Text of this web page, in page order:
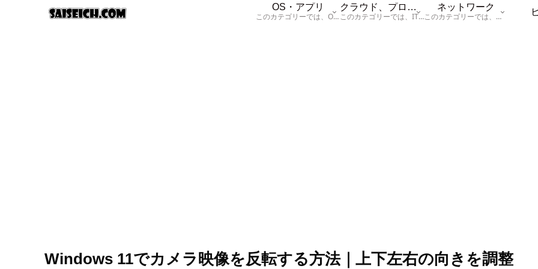
OS・アプリ
このカテゴリーでは、OSに関する情報を記載しています。
クラウド、プログラム
このカテゴリーでは、ITに関する基本的な情報として「ハードウェア、「サーバー」、「データベース、「ネットワーク」、「セキュリティ」、「プログラム」に関する情報を記載しています。
ネットワーク
このカテゴリーでは、「ネットワーク」に関する情報を記載しています。
Windows 11でカメラ映像を反転する方法｜上下左右の向きを調整